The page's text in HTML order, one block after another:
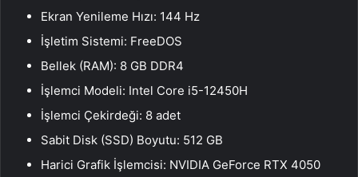
Ekran Yenileme Hızı: 144 Hz
İşletim Sistemi: FreeDOS
Bellek (RAM): 8 GB DDR4
İşlemci Modeli: Intel Core i5-12450H
İşlemci Çekirdeği: 8 adet
Sabit Disk (SSD) Boyutu: 512 GB
Harici Grafik İşlemcisi: NVIDIA GeForce RTX 4050